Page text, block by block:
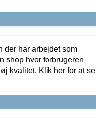
der har arbejdet som
shop hvor forbrugeren
kvalitet. Klik her for at se